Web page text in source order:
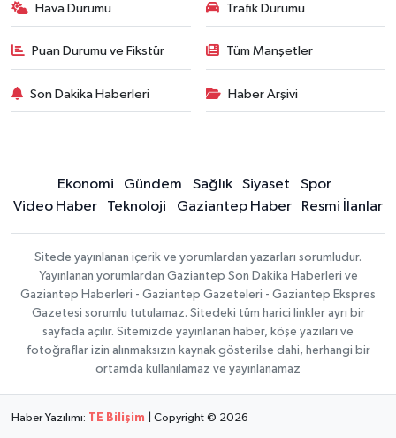
Hava Durumu Trafik Durumu
Puan Durumu ve Fikstür Tüm Manşetler
Son Dakika Haberleri Haber Arşivi
Ekonomi Gündem Sağlık Siyaset
Spor
Video Haber
Teknoloji Gaziantep Haber Resmi İlanlar
Sitede yayınlanan içerik ve yorumlardan yazarları sorumludur.
Yayınlanan yorumlardan Gaziantep Son Dakika Haberleri ve
Gaziantep Haberleri - Gaziantep Gazeteleri - Gaziantep Ekspres
Gazetesi sorumlu tutulamaz. Sitedeki tüm harici linkler ayrı bir
sayfada açılır. Sitemizde yayınlanan haber, köşe yazıları ve
fotoğraflar izin alınmaksızın kaynak gösterilse dahi, herhangi bir
ortamda kullanılamaz ve yayınlanamaz
Haber Yazılımı: TE Bilişim | Copyright © 2026